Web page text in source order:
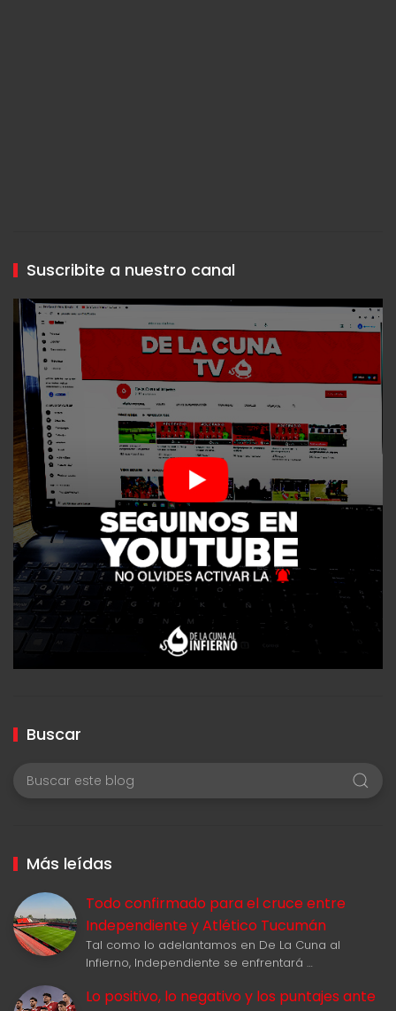
Suscribite a nuestro canal
Buscar
Más leídas
Todo confirmado para el cruce entre
Independiente y Atlético Tucumán
Tal como lo adelantamos en De La Cuna al
Infierno, Independiente se enfrentará …
Lo positivo, lo negativo y los puntajes ante